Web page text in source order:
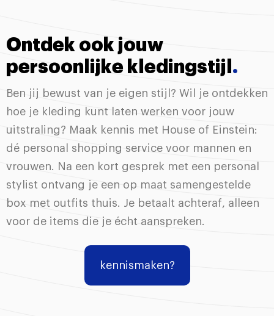
Ontdek ook jouw
persoonlijke kledingstijl .
Ben jij bewust van je eigen stijl? Wil je ontdekken
hoe je kleding kunt laten werken voor jouw
uitstraling? Maak kennis met House of Einstein:
dé personal shopping service voor mannen en
vrouwen. Na een kort gesprek met een personal
stylist ontvang je een op maat samengestelde
box met outfits thuis. Je betaalt achteraf, alleen
voor de items die je écht aanspreken.
kennismaken?